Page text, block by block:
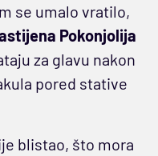
se umalo vratilo,
Pokonjolija
za glavu nakon
pored stative
blistao, što mora